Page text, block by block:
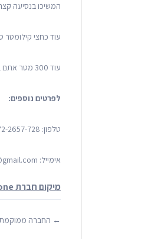
המשיכו בנסיעה
עוד כחצי קילומטר סעו
עוד 300 מטר אתם במחלף יוספטל, כאן בעיר בת ים אנחנו נמצאים.
לפרטים נוספים:
טלפון: 072-2657-728
אימייל: allinon7@gmail.com
מיקום חברת all il one:
← החברה ממוקמת